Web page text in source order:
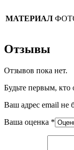
МАТЕРИАЛ
Отзывы
Отзывов пока нет.
Будьте первым,
Ваш адрес email не
Ваша оценка *